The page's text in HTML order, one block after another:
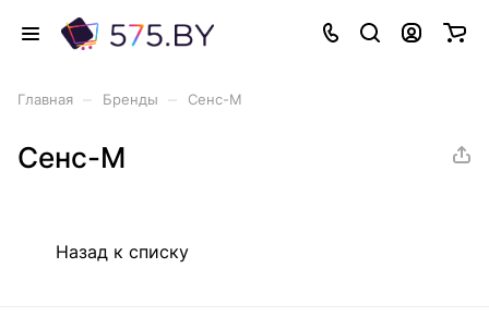
Главная Бренды Сенс-М
Сенс-М
Назад к списку